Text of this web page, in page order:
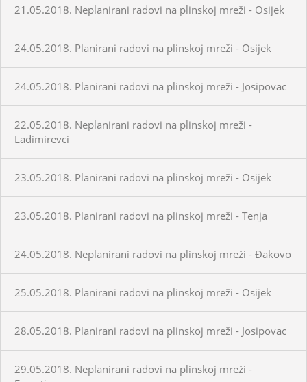
21.05.2018. Neplanirani radovi na plinskoj mreži - Osijek
24.05.2018. Planirani radovi na plinskoj mreži - Osijek
24.05.2018. Planirani radovi na plinskoj mreži - Josipovac
22.05.2018. Neplanirani radovi na plinskoj mreži -
Ladimirevci
23.05.2018. Planirani radovi na plinskoj mreži - Osijek
23.05.2018. Planirani radovi na plinskoj mreži - Tenja
24.05.2018. Neplanirani radovi na plinskoj mreži - Đakovo
25.05.2018. Planirani radovi na plinskoj mreži - Osijek
28.05.2018. Planirani radovi na plinskoj mreži - Josipovac
29.05.2018. Neplanirani radovi na plinskoj mreži -